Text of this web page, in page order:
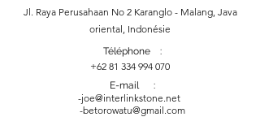
Jl. Raya Perusahaan No 2 Karanglo - Malang, Java
oriental, Indonésie
Téléphone :
+62 81 334 994 070
E-mail :
-joe@interlinkstone.net
-betorowatu@gmail.com